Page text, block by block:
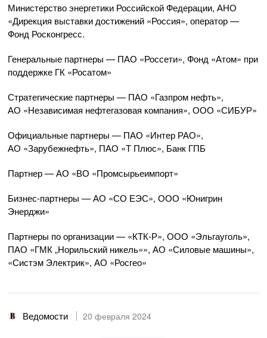
Министерство энергетики Российской Федерации, АНО
«Дирекция выставки достижений «Россия», оператор —
Фонд Росконгресс.
Генеральные партнеры — ПАО «Россети», Фонд «Атом» при
поддержке ГК «Росатом»
Стратегические партнеры — ПАО «Газпром нефть»,
АО «Независимая нефтегазовая компания», ООО «СИБУР»
Официальные партнеры — ПАО «Интер РАО»,
АО «Зарубежнефть», ПАО «Т Плюс», Банк ГПБ
Партнер — АО «ВО «Промсырьеимпорт»
Бизнес-партнеры — АО «СО ЕЭС», ООО «Юнигрин
Энерджи»
Партнеры по организации — «КТК-Р», ООО «Эльгауголь»,
ПАО «ГМК „Норильский никель»», АО «Силовые машины»,
«Систэм Электрик», АО «Росгео»
Ведомости 20 февраля 2024